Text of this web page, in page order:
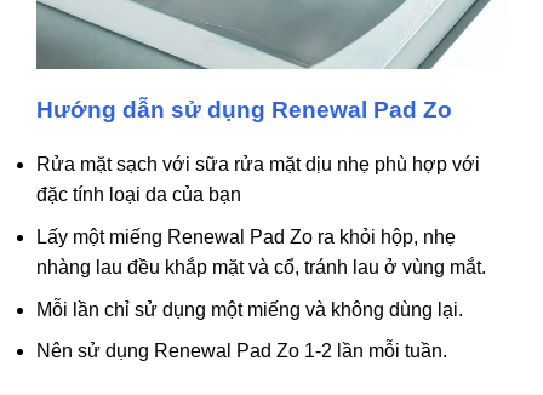
Hướng dẫn sử dụng Renewal Pad Zo
Rửa mặt sạch với sữa rửa mặt dịu nhẹ phù hợp với
đặc tính loại da của bạn
Lấy một miếng Renewal Pad Zo ra khỏi hộp, nhẹ
nhàng lau đều khắp mặt và cổ, tránh lau ở vùng mắt.
Mỗi lần chỉ sử dụng một miếng và không dùng lại.
Nên sử dụng Renewal Pad Zo 1-2 lần mỗi tuần.